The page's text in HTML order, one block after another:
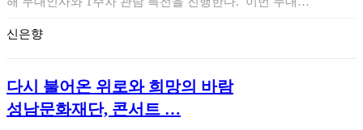
신은향
다시 불어온 위로와 희망의 바람
성남문화재단, 콘서트 …